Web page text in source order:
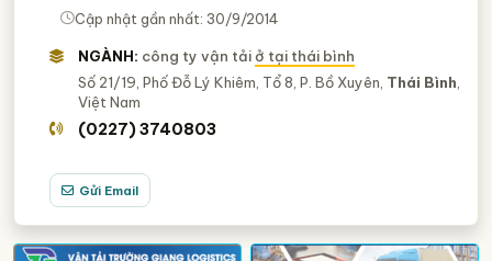
Cập nhật gần nhất: 30/9/2014
NGÀNH: công ty vận tảiở tại thái bình
Số 21/19, Phố Đỗ Lý Khiêm, Tổ 8, P. Bồ Xuyên, Thái Bình,
Việt Nam
(0227) 3740803
Gửi Email